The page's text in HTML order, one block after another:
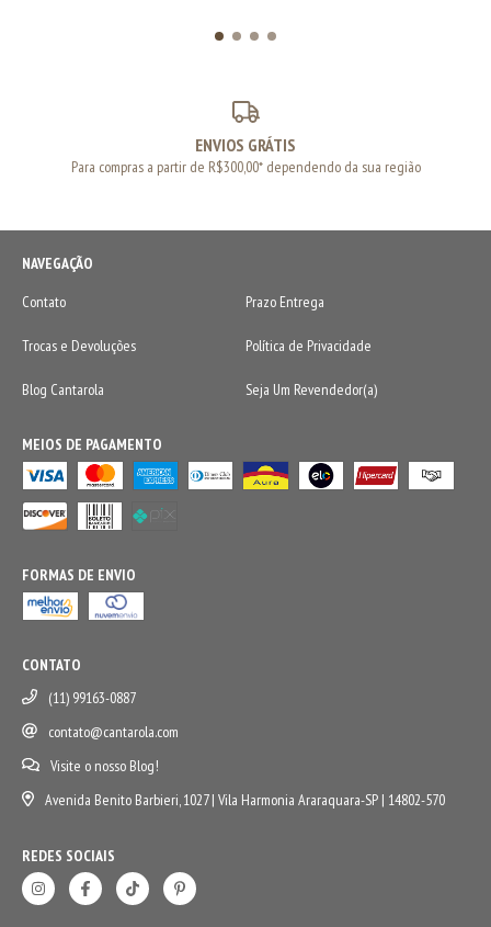
ENVIOS GRÁTIS
Para compras a partir de R$300,00* dependendo da sua região
NAVEGAÇÃO
Contato
Prazo Entrega
Trocas e Devoluções Política de Privacidade
Blog Cantarola Seja Um Revendedor(a)
MEIOS DE PAGAMENTO
FORMAS DE ENVIO
CONTATO
(11) 99163-0887
contato@cantarola.com
Visite o nosso Blog!
Avenida Benito Barbieri, 1027 | Vila Harmonia Araraquara-SP | 14802-570
REDES SOCIAIS